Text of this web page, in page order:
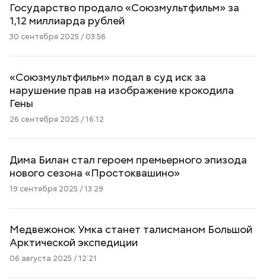
Государство продало «Союзмультфильм» за
1,12 миллиарда рублей
30 сентября 2025 / 03:56
«Союзмультфильм» подал в суд иск за
нарушение прав на изображение крокодила
Гены
26 сентября 2025 / 16:12
Дима Билан стал героем премьерного эпизода
нового сезона «Простоквашино»
19 сентября 2025 / 13:29
Медвежонок Умка станет талисманом Большой
Арктической экспедиции
06 августа 2025 / 12:21